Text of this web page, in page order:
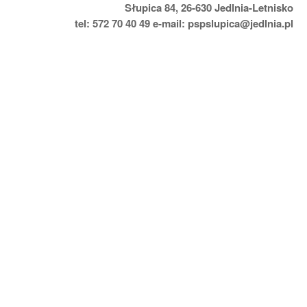
Słupica 84, 26-630 Jedlnia-Letnisko
tel: 572 70 40 49 e-mail: pspslupica@jedlnia.pl